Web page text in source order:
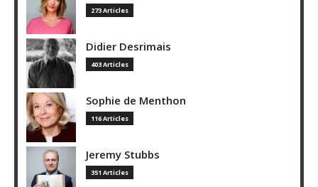
273 Articles
Didier Desrimais
403 Articles
Sophie de Menthon
116 Articles
Jeremy Stubbs
351 Articles